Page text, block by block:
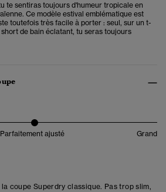
te sentiras toujours d'humeur tropicale en
Ce modèle estival emblématique est
toutefois très facile à porter : seul, sur un t-
de bain éclatant, tu seras toujours
Parfaitement ajusté Grand
coupe Superdry classique. Pas trop slim,